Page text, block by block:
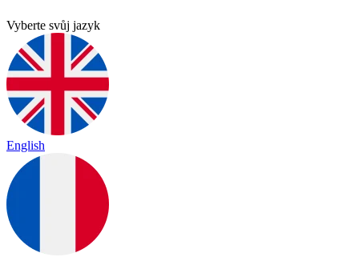
Vyberte svůj jazyk
English